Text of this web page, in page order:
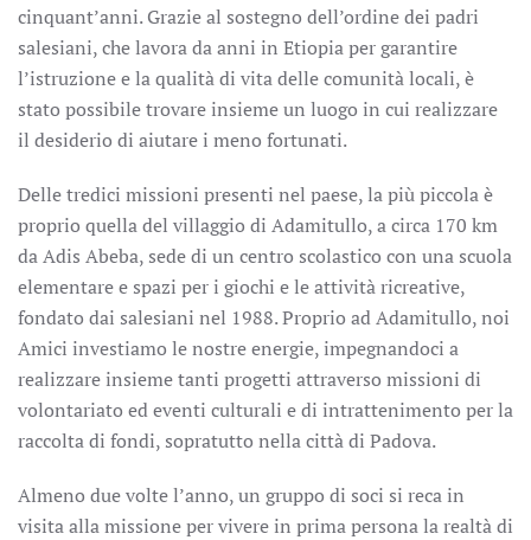
cinquant’anni. Grazie al sostegno dell’ordine dei padri
salesiani, che lavora da anni in Etiopia per garantire
l’istruzione e la qualità di vita delle comunità locali, è
stato possibile trovare insieme un luogo in cui realizzare
il desiderio di aiutare i meno fortunati.
Delle tredici missioni presenti nel paese, la più piccola è
proprio quella del villaggio di Adamitullo, a circa 170 km
da Adis Abeba, sede di un centro scolastico con una scuola
elementare e spazi per i giochi e le attività ricreative,
fondato dai salesiani nel 1988. Proprio ad Adamitullo, noi
Amici investiamo le nostre energie, impegnandoci a
realizzare insieme tanti progetti attraverso missioni di
volontariato ed eventi culturali e di intrattenimento per la
raccolta di fondi, sopratutto nella città di Padova.
Almeno due volte l’anno, un gruppo di soci si reca in
visita alla missione per vivere in prima persona la realtà di